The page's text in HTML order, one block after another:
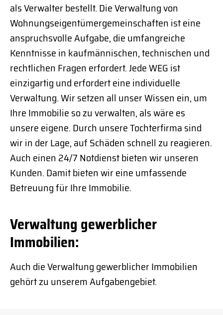
als Verwalter bestellt. Die Verwaltung von
Wohnungseigentümergemeinschaften ist eine
anspruchsvolle Aufgabe, die umfangreiche
Kenntnisse in kaufmännischen, technischen und
rechtlichen Fragen erfordert. Jede WEG ist
einzigartig und erfordert eine individuelle
Verwaltung. Wir setzen all unser Wissen ein, um
Ihre Immobilie so zu verwalten, als wäre es
unsere eigene. Durch unsere Tochterfirma sind
wir in der Lage, auf Schäden schnell zu reagieren.
Auch einen 24/7 Notdienst bieten wir unseren
Kunden. Damit bieten wir eine umfassende
Betreuung für Ihre Immobilie.
Verwaltung gewerblicher
Immobilien:
Auch die Verwaltung gewerblicher Immo­bilien
gehört zu unserem Aufgaben­gebiet.